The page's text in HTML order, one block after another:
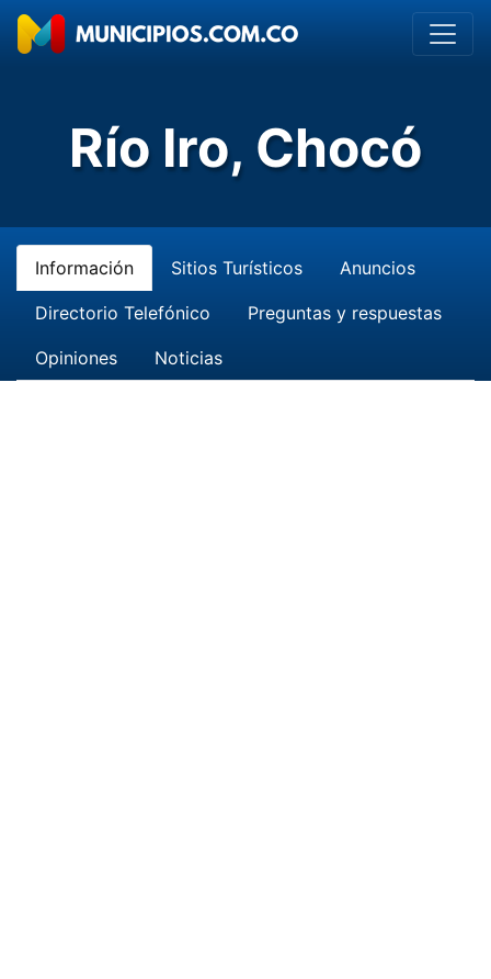
Río Iro, Chocó
Información Sitios Turísticos Anuncios
Directorio Telefónico Preguntas y respuestas
Opiniones Noticias